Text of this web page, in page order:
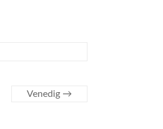
Venedig →